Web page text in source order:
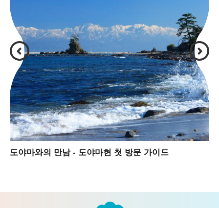
도야마와의 만남 - 도야마현 첫 방문 가이드